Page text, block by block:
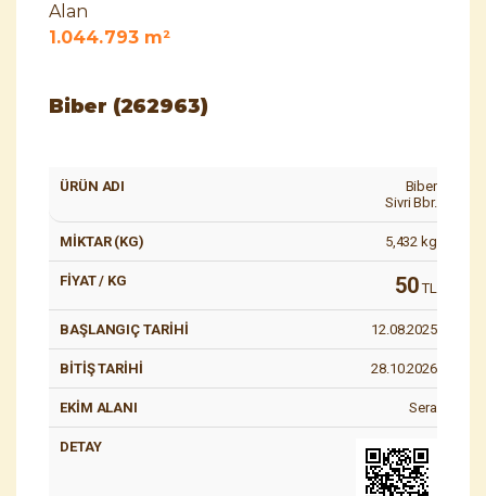
Alan
1.044.793 m²
Biber (262963)
Biber
Sivri Bbr.
5,432 kg
50TL
12.08.2025
28.10.2026
Sera